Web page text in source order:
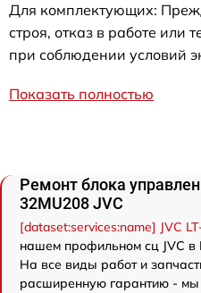
Для комплектующих:
строя, отказ в работе или
при соблюдении условий
Показать полностью
Ремонт блока
32MU208 JVC
[dataset:services:name] JVC
нашем профильном сц JVC
На все виды работ и
расширенную гарантию - мы